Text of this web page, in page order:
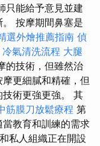
只能給予意見並建
按摩期間鼻塞是
選外燴推薦指南 偵
冷氣清洗流程 大腿
的技術，但雖然治
更細膩和精確，但
術更強更強。 其
筋膜刀放鬆療程 第
教育和訓練的需求
私人組織正在開設